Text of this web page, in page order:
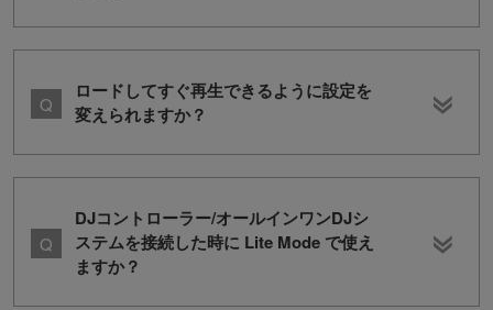
ロードしてすぐ再生できるように設定を
変えられますか？
DJコントローラー/オールインワンDJシ
ステムを接続した時に Lite Mode で使え
ますか？